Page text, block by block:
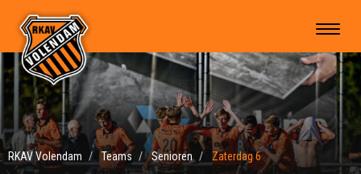
RKAV Volendam Teams Senioren Zaterdag 6